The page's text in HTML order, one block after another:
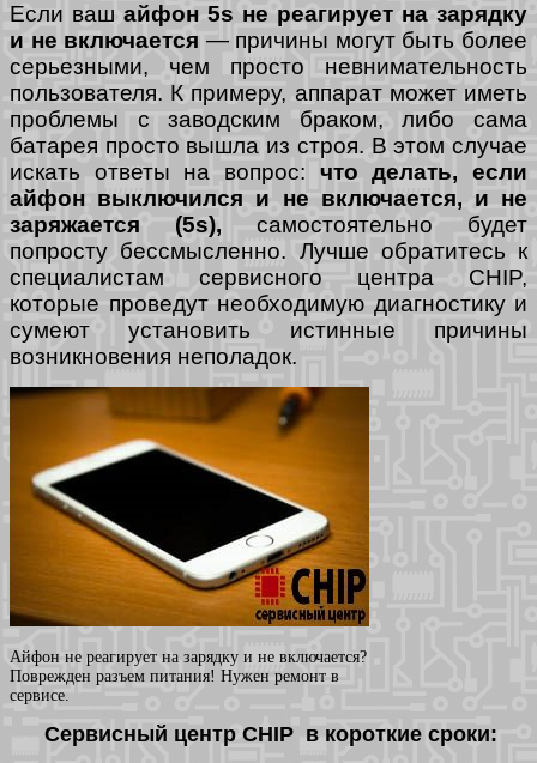
Если ваш айфон 5s не реагирует на зарядку
и не включается — причины могут быть более
серьезными, чем просто невнимательность
пользователя. К примеру, аппарат может иметь
проблемы с заводским браком, либо сама
батарея просто вышла из строя. В этом случае
искать ответы на вопрос: что делать, если
айфон выключился и не включается, и не
заряжается (5s), самостоятельно будет
попросту бессмысленно. Лучше обратитесь к
специалистам сервисного центра CHIP,
которые проведут необходимую диагностику и
сумеют установить истинные причины
возникновения неполадок.
Айфон не реагирует на зарядку и не включается?
Поврежден разъем питания! Нужен ремонт в
сервисе.
Сервисный центр CHIP в короткие сроки: